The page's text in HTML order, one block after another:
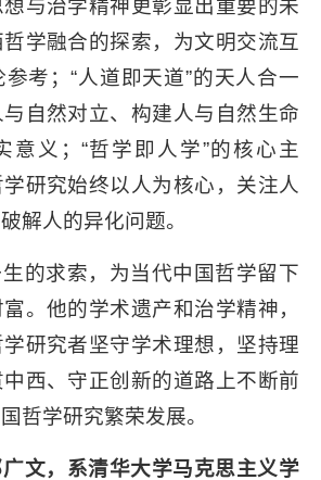
与治学精神更彰显出重要的未
学融合的探索，为文明交流互
考；“人道即天道”的天人合一
自然对立、构建人与自然生命
意义；“哲学即人学”的核心主
研究始终以人为核心，关注人
解人的异化问题。
的求索，为当代中国哲学留下
。他的学术遗产和治学精神，
研究者坚守学术理想，坚持理
西、守正创新的道路上不断前
哲学研究繁荣发展。
广文，系清华大学马克思主义学